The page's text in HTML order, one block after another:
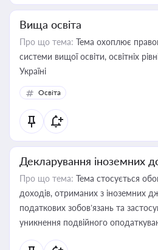
Вища освіта
Про що тема: Тема охоплює
системи вищої освіти, освітніх
Україні
Освіта
Декларування іноземних
Про що тема: Тема стосується
доходів, отриманих з іноземних
податкових зобов’язань та
уникнення подвійного